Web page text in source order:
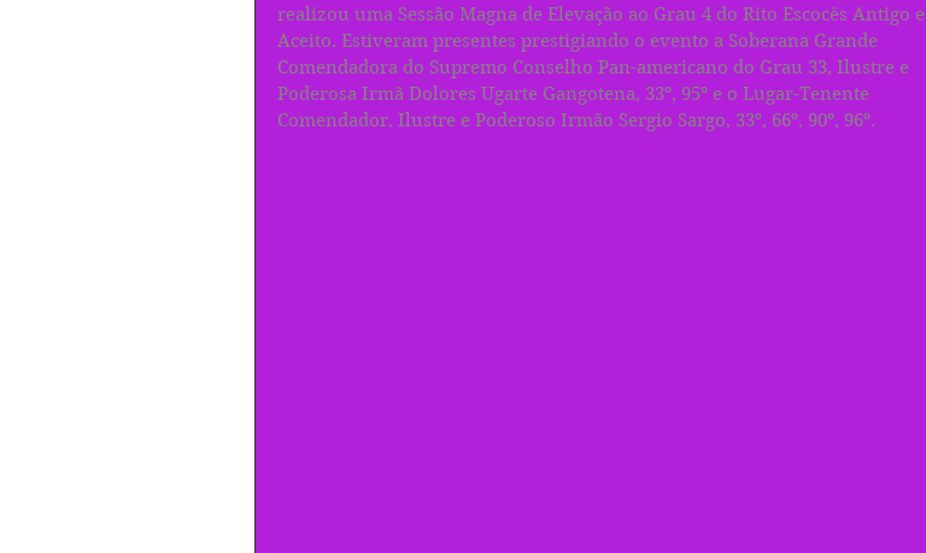
realizou uma Sessão Magna de Elevação ao Grau 4 do Rito Escocês Antigo e
Aceito. Estiveram presentes prestigiando o evento a Soberana Grande
Comendadora do Supremo Conselho Pan-americano do Grau 33, Ilustre e
Poderosa Irmã Dolores Ugarte Gangotena, 33º, 95º e o Lugar-Tenente
Comendador, Ilustre e Poderoso Irmão Sergio Sargo, 33º, 66º, 90º, 96º.